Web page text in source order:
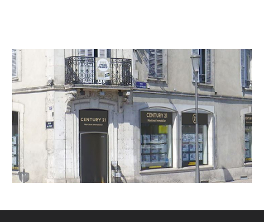
CENTURY 21 Martinot Immobilier
107 rue du Pont
AUXERRE - 89000
Envoyer un message
Téléphoner à l'agence